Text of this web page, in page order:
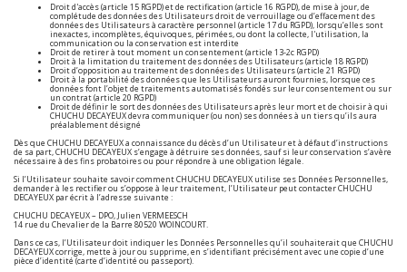
Droit d'accès (article 15 RGPD) et de rectification (article 16 RGPD), de mise à jour, de
complétude des données des Utilisateurs droit de verrouillage ou d’effacement des
données des Utilisateurs à caractère personnel (article 17 du RGPD), lorsqu’elles sont
inexactes, incomplètes, équivoques, périmées, ou dont la collecte, l'utilisation, la
communication ou la conservation est interdite
Droit de retirer à tout moment un consentement (article 13-2c RGPD)
Droit à la limitation du traitement des données des Utilisateurs (article 18 RGPD)
Droit d’opposition au traitement des données des Utilisateurs (article 21 RGPD)
Droit à la portabilité des données que les Utilisateurs auront fournies, lorsque ces
données font l’objet de traitements automatisés fondés sur leur consentement ou sur
un contrat (article 20 RGPD)
Droit de définir le sort des données des Utilisateurs après leur mort et de choisir à qui
CHUCHU DECAYEUX devra communiquer (ou non) ses données à un tiers qu’ils aura
préalablement désigné
Dès que CHUCHU DECAYEUX a connaissance du décès d’un Utilisateur et à défaut d’instructions
de sa part, CHUCHU DECAYEUX s’engage à détruire ses données, sauf si leur conservation s’avère
nécessaire à des fins probatoires ou pour répondre à une obligation légale.
Si l’Utilisateur souhaite savoir comment CHUCHU DECAYEUX utilise ses Données Personnelles,
demander à les rectifier ou s’oppose à leur traitement, l’Utilisateur peut contacter CHUCHU
DECAYEUX par écrit à l’adresse suivante :
CHUCHU DECAYEUX – DPO, Julien VERMEESCH
14 rue du Chevalier de la Barre 80520 WOINCOURT.
Dans ce cas, l’Utilisateur doit indiquer les Données Personnelles qu’il souhaiterait que CHUCHU
DECAYEUX corrige, mette à jour ou supprime, en s’identifiant précisément avec une copie d’une
pièce d’identité (carte d’identité ou passeport).